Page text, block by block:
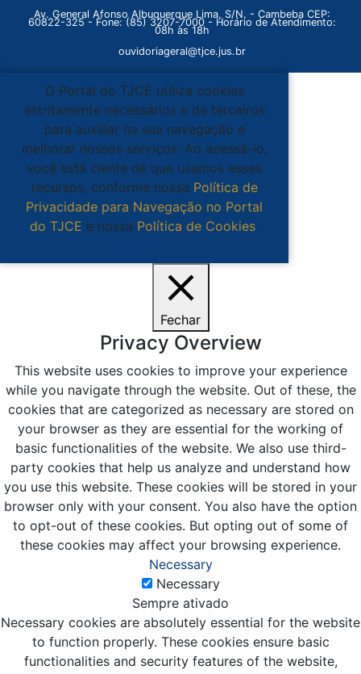
Av. General Afonso Albuquerque Lima, S/N. - Cambeba CEP:
60822-325 - Fone: (85) 3207-7000 - Horário de Atendimento:
08h às 18h
ouvidoriageral@tjce.jus.br
O Portal do TJCE utiliza cookies
estritamente necessários e de terceiros
para auxiliar na sua navegação e
melhorar nossos serviços. Ao acessá-lo,
você está ciente de que usamos esses
recursos, conforme nossa Política de
Privacidade para Navegação no Portal
do TJCE e nossa Política de Cookies.
Fechar
Privacy Overview
This website uses cookies to improve your experience
while you navigate through the website. Out of these, the
cookies that are categorized as necessary are stored on
your browser as they are essential for the working of
basic functionalities of the website. We also use third-
party cookies that help us analyze and understand how
you use this website. These cookies will be stored in your
browser only with your consent. You also have the option
to opt-out of these cookies. But opting out of some of
these cookies may affect your browsing experience.
Necessary
Necessary
Sempre ativado
Necessary cookies are absolutely essential for the website
to function properly. These cookies ensure basic
functionalities and security features of the website,